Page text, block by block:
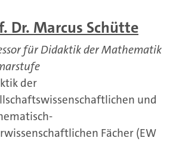
Dr. Marcus Schütte
für Didaktik der Mathematik
der
und
Fächer (EW